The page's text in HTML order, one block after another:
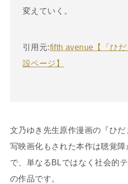
変えていく。
引用元:fifth avenue【「ひ
設ページ】
文乃ゆき先生原作漫画の『ひ
写映画化もされた本作は聴覚
で、単なるBLではなく社会的
の作品です。